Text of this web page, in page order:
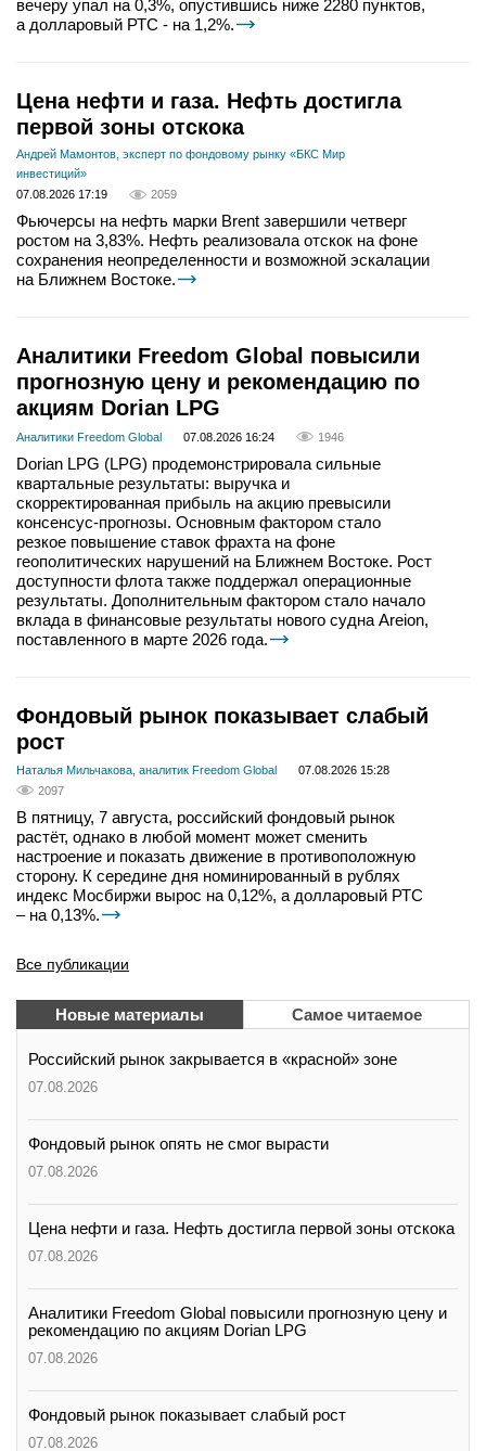
вечеру упал на 0,3%, опустившись ниже 2280 пунктов,
а долларовый РТС - на 1,2%.
Цена нефти и газа. Нефть достигла
первой зоны отскока
Андрей Мамонтов, эксперт по фондовому рынку «БКС Мир
инвестиций»
07.08.2026 17:19
2059
Фьючерсы на нефть марки Brent завершили четверг
ростом на 3,83%. Нефть реализовала отскок на фоне
сохранения неопределенности и возможной эскалации
на Ближнем Востоке.
Аналитики Freedom Global повысили
прогнозную цену и рекомендацию по
акциям Dorian LPG
Аналитики Freedom Global 07.08.2026 16:24 1946
Dorian LPG (LPG) продемонстрировала сильные
квартальные результаты: выручка и
скорректированная прибыль на акцию превысили
консенсус-прогнозы. Основным фактором стало
резкое повышение ставок фрахта на фоне
геополитических нарушений на Ближнем Востоке. Рост
доступности флота также поддержал операционные
результаты. Дополнительным фактором стало начало
вклада в финансовые результаты нового судна Areion,
поставленного в марте 2026 года.
Фондовый рынок показывает слабый
рост
Наталья Мильчакова, аналитик Freedom Global
07.08.2026 15:28
2097
В пятницу, 7 августа, российский фондовый рынок
растёт, однако в любой момент может сменить
настроение и показать движение в противоположную
сторону. К середине дня номинированный в рублях
индекс Мосбиржи вырос на 0,12%, а долларовый РТС
– на 0,13%.
Все публикации
Новые материалы Самое читаемое
Российский рынок закрывается в «красной» зоне
07.08.2026
Фондовый рынок опять не смог вырасти
07.08.2026
Цена нефти и газа. Нефть достигла первой зоны отскока
07.08.2026
Аналитики Freedom Global повысили прогнозную цену и
рекомендацию по акциям Dorian LPG
07.08.2026
Фондовый рынок показывает слабый рост
07.08.2026